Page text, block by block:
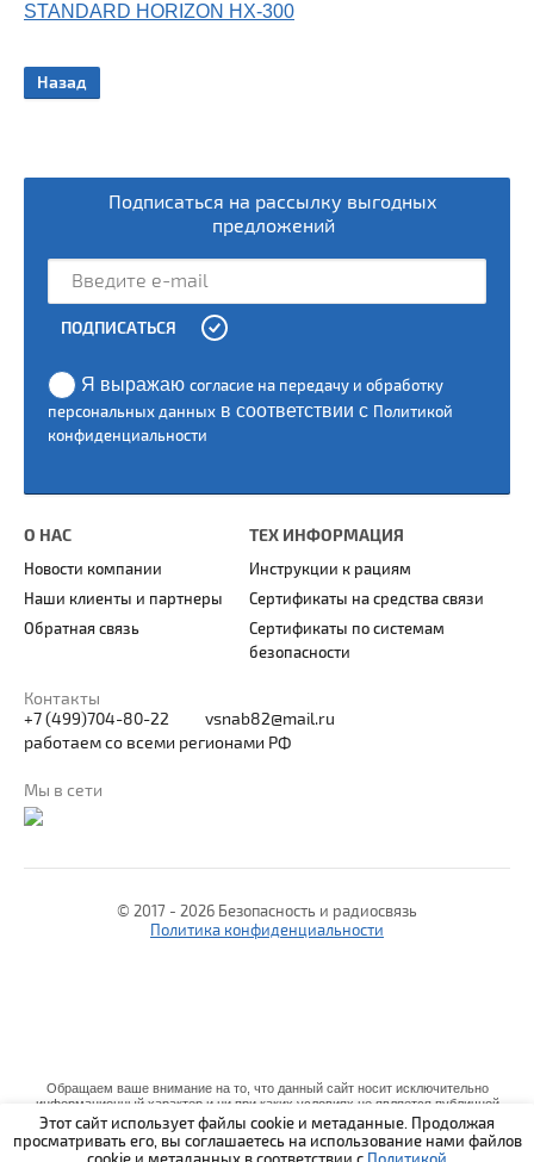
Этот сайт использует файлы cookie и метаданные. Продолжая
просматривать его, вы соглашаетесь на использование нами файлов
STANDARD HORIZON HX-300
Назад
Подписаться на рассылку выгодных
предложений
Я выражаю согласие на передачу и обработку
персональных данных в соответствии с Политикой
конфиденциальности
ПОДПИСАТЬСЯ
О НАС
Новости компании
Наши клиенты и партнеры
Обратная связь
ТЕХ ИНФОРМАЦИЯ
Инструкции к рациям
Сертификаты на средства связи
Сертификаты по системам
безопасности
Контакты
+7 (499)704-80-22
vsnab82@mail.ru
работаем со всеми регионами РФ
Мы в сети
© 2017 - 2026 Безопасность и радиосвязь
Политика конфиденциальности
Обращаем ваше внимание на то, что данный сайт носит исключительно
информационный характер и ни при каких условиях не является публичной
офертой,определяемой положениями Статьи 437 (2) Гражданского кодекса
Российской Федерации. Для получения подробной информации о наличии и
стоимости указанных товаров и (или) услуг, пожалуйста, обращайтесь к